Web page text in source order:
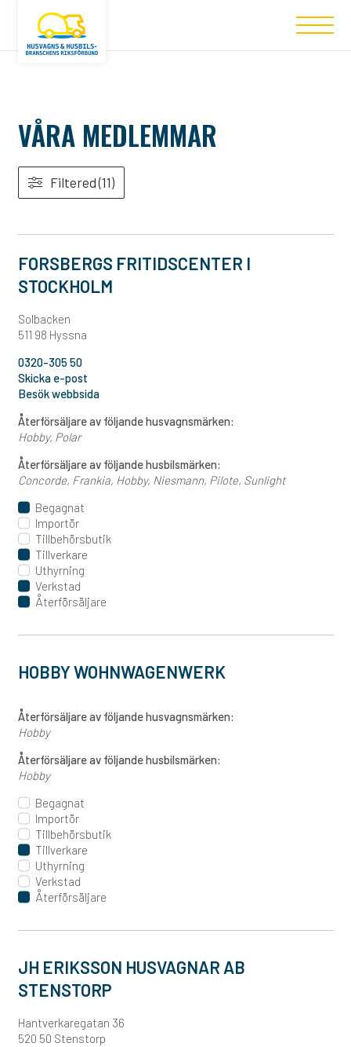
VÅRA MEDLEMMAR
Filtered (11)
FORSBERGS FRITIDSCENTER I
STOCKHOLM
Solbacken
511 98 Hyssna
0320-305 50
Skicka e-post
Besök webbsida
Återförsäljare av följande husvagnsmärken:
Hobby Polar
Återförsäljare av följande husbilsmärken:
Concorde Frankia Hobby Niesmann Pilote Sunlight
Begagnat
Importör
Tillbehörsbutik
Tillverkare
Uthyrning
Verkstad
Återförsäljare
HOBBY WOHNWAGENWERK
Återförsäljare av följande husvagnsmärken:
Hobby
Återförsäljare av följande husbilsmärken:
Hobby
Begagnat
Importör
Tillbehörsbutik
Tillverkare
Uthyrning
Verkstad
Återförsäljare
JH ERIKSSON HUSVAGNAR AB
STENSTORP
Hantverkaregatan 36
520 50 Stenstorp